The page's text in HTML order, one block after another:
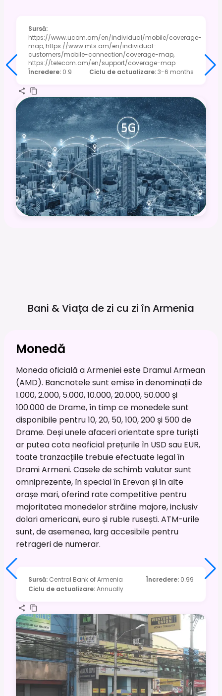
Sursă:
https://www.ucom.am/en/individual/mobile/coverage-
map, https://www.mts.am/en/individual-
customers/mobile-connection/coverage-map,
https://telecom.am/en/support/coverage-map
Încredere: 0.9 Ciclu de actualizare:3-6 months
Bani & Viața de zi cu zi în Armenia
Monedă
Moneda oficială a Armeniei este Dramul Armean
(AMD). Bancnotele sunt emise în denominații de
1.000, 2.000, 5.000, 10.000, 20.000, 50.000 și
100.000 de Drame, în timp ce monedele sunt
disponibile pentru 10, 20, 50, 100, 200 și 500 de
Drame. Deși unele afaceri orientate spre turiști
ar putea cota neoficial prețurile în USD sau EUR,
toate tranzacțiile trebuie efectuate legal în
Drami Armeni. Casele de schimb valutar sunt
omniprezente, în special în Erevan și în alte
orașe mari, oferind rate competitive pentru
majoritatea monedelor străine majore, inclusiv
dolari americani, euro și ruble rusești. ATM-urile
sunt, de asemenea, larg accesibile pentru
retrageri de numerar.
Sursă: Central Bank of Armenia Încredere: 0.99
Ciclu de actualizare:Annually